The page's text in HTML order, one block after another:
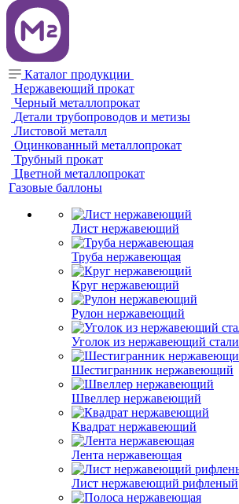
Каталог продукции
Нержавеющий прокат
Черный металлопрокат
Детали трубопроводов и метизы
Листовой металл
Оцинкованный металлопрокат
Трубный прокат
Цветной металлопрокат
Газовые баллоны
Лист нержавеющий
Труба нержавеющая
Круг нержавеющий
Рулон нержавеющий
Уголок из нержавеющий стали
Шестигранник нержавеющий
Швеллер нержавеющий
Квадрат нержавеющий
Лента нержавеющая
Лист нержавеющий рифленый